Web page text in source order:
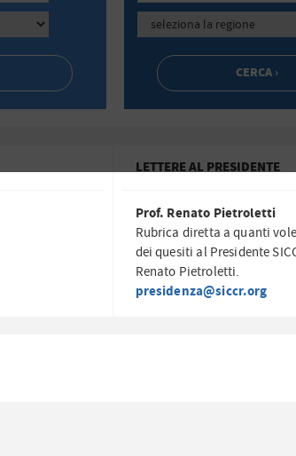
LETTERE AL PRESIDENTE
Prof. Renato Pietroletti
Rubrica diretta a quanti
dei quesiti al Presidente
Renato Pietroletti.
presidenza@siccr.org